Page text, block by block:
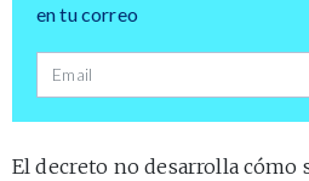
en tu correo
Dirección de correo
El decreto no desarrolla cómo